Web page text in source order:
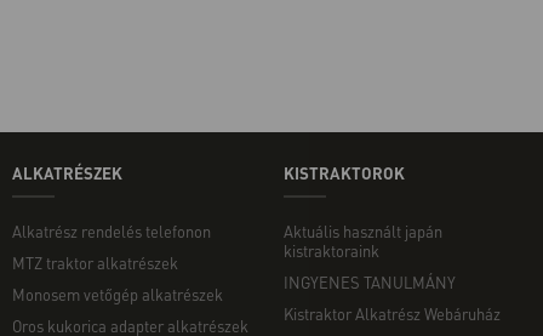
ALKATRÉSZEK
Alkatrész rendelés telefonon
MTZ traktor alkatrészek
Monosem vetőgép alkatrészek
Oros kukorica adapter alkatrészek
KISTRAKTOROK
Aktuális használt japán
kistraktoraink
INGYENES TANULMÁNY
Kistraktor Alkatrész Webáruház